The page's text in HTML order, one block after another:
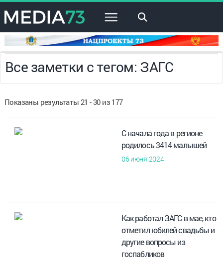
×
Все заметки с тегом: ЗАГС
Показаны результаты 21 - 30 из 177
С начала года в регионе
родилось 3414 малышей
06 июня 2024
Как работал ЗАГС в мае, кто
отметил юбилей свадьбы и
другие вопросы из
госпабликов